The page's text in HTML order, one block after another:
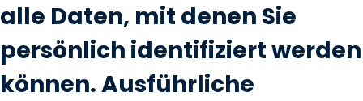
alle Daten, mit denen Sie
persönlich identifiziert werden
können. Ausführliche